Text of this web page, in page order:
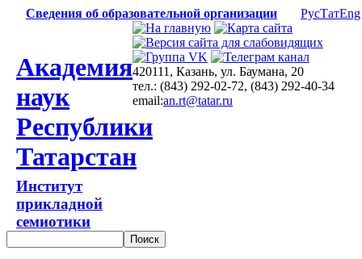
Сведения об образовательной организации РусТатEng
Академия
наук
Республики
Татарстан
Институт
прикладной
семиотики
420111, Казань, ул. Баумана, 20
тел.: (843) 292-02-72, (843) 292-40-34
email:an.rt@tatar.ru